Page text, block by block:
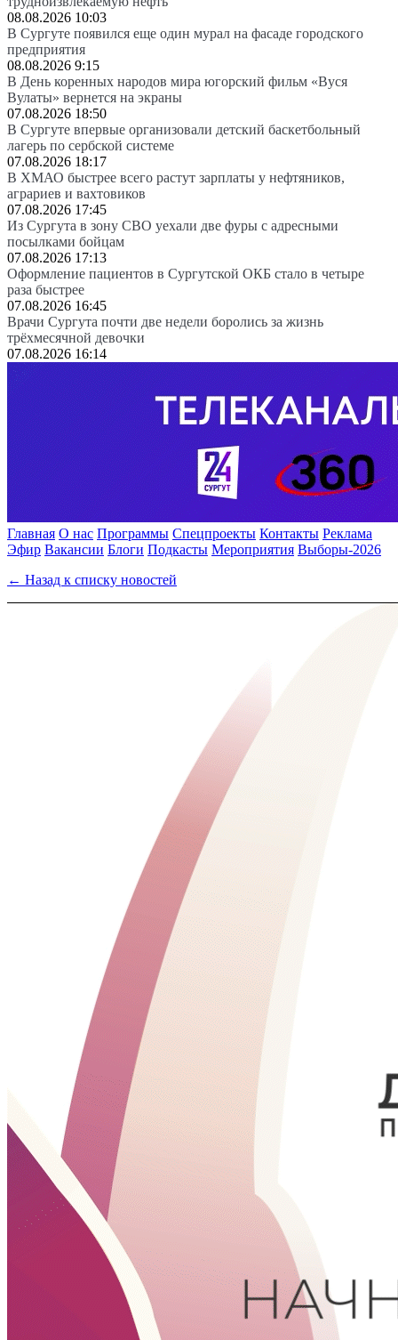
08.08.2026 10:03
В Сургуте появился еще один мурал на фасаде городского
предприятия
08.08.2026 9:15
В День коренных народов мира югорский фильм «Вуся
Вулаты» вернется на экраны
07.08.2026 18:50
В Сургуте впервые организовали детский баскетбольный
лагерь по сербской системе
07.08.2026 18:17
В ХМАО быстрее всего растут зарплаты у нефтяников,
аграриев и вахтовиков
07.08.2026 17:45
Из Сургута в зону СВО уехали две фуры с адресными
посылками бойцам
07.08.2026 17:13
Оформление пациентов в Сургутской ОКБ стало в четыре
раза быстрее
07.08.2026 16:45
Врачи Сургута почти две недели боролись за жизнь
трёхмесячной девочки
07.08.2026 16:14
Главная О нас Программы Спецпроекты Контакты Реклама
Эфир Вакансии Блоги Подкасты Мероприятия Выборы-2026
← Назад к списку новостей